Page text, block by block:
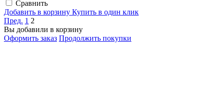
Сравнить
Добавить в корзину Купить в один клик
Пред. 1 2
Вы добавили в корзину
Оформить заказ Продолжить покупки